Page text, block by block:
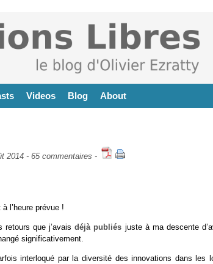
Videos Blog About
2014 - 65 commentaires -
l’heure prévue !
retours que j’avaisdéjà publiés juste à ma descente
significativement.
interloqué par la diversité des innovations dans les